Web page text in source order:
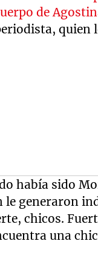
de
quien
había sido
le generaron
chicos.
una